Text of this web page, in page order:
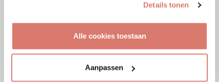
Details tonen
Alle cookies toestaan
Aanpassen
07-08-2026
Cyka